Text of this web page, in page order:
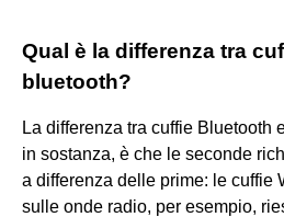
Qual è la differenza tra
bluetooth?
La differenza tra cuffie Bluetooth
in sostanza, è che le seconde
a differenza delle prime: le cuffie
sulle onde radio, per esempio,